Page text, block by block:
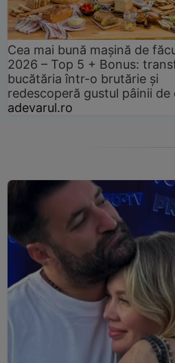
Cea mai bună mașină de
2026 – Top 5 + Bonus:
bucătăria într-o brutărie și
redescoperă gustul pâinii de
adevarul.ro